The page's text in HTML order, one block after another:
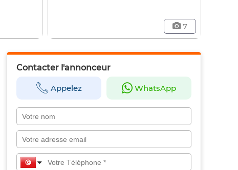
7
Contacter l'annonceur
Appelez WhatsApp